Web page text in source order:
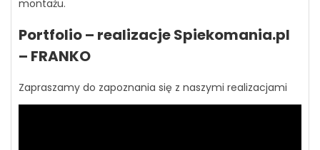
montażu.
Portfolio – realizacje Spiekomania.pl
– FRANKO
Zapraszamy do zapoznania się z naszymi realizacjami